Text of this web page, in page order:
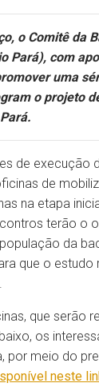
o Comitê da
Pará), com
uma
o projeto
de execução
de
na etapa
terão o
da
que o estudo
que serão
os
por meio do
neste